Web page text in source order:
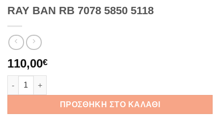
RAY BAN RB 7078 5850 5118
110,00€
RAY BAN RB 7078 5850 5118 ποσότητα
ΠΡΟΣΘΉΚΗ ΣΤΟ ΚΑΛΆΘΙ